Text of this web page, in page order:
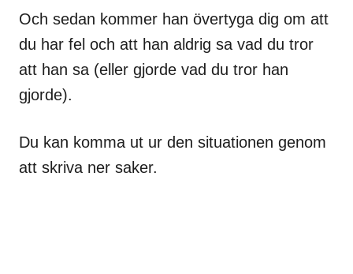
Och sedan kommer han övertyga dig om att
du har fel och att han aldrig sa vad du tror
att han sa (eller gjorde vad du tror han
gjorde).
Du kan komma ut ur den situationen genom
att skriva ner saker.